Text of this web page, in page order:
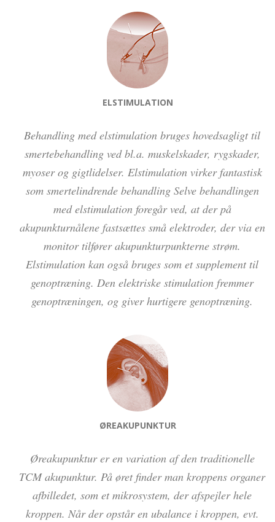
ELSTIMULATION
Behandling med elstimulation bruges hovedsagligt til
smertebehandling ved bl.a. muskelskader, rygskader,
myoser og gigtlidelser. Elstimulation virker fantastisk
som smertelindrende behandling Selve behandlingen
med elstimulation foregår ved, at der på
akupunkturnålene fastsættes små elektroder, der via en
monitor tilfører akupunkturpunkterne strøm.
Elstimulation kan også bruges som et supplement til
genoptræning. Den elektriske stimulation fremmer
genoptræningen, og giver hurtigere genoptræning.
ØREAKUPUNKTUR
Øreakupunktur er en variation af den traditionelle
TCM akupunktur. På øret finder man kroppens organer
afbilledet, som et mikrosystem, der afspejler hele
kroppen. Når der opstår en ubalance i kroppen, evt.